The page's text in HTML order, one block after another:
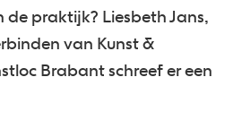
de praktijk? Liesbeth Jans,
van Kunst &
Brabant schreef er een